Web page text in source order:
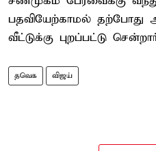
பதவியேற்காமல் தற்போது
வீட்டுக்கு புறப்பட்டு
தவெக விஜய்